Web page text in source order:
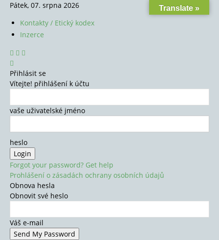
Pátek, 07. srpna 2026
Kontakty / Etický kodex
Inzerce
Přihlásit se
Vítejte! přihlášení k účtu
vaše uživatelské jméno
heslo
Forgot your password? Get help
Prohlášení o zásadách ochrany osobních údajů
Obnova hesla
Obnovit své heslo
Váš e-mail
Translate »